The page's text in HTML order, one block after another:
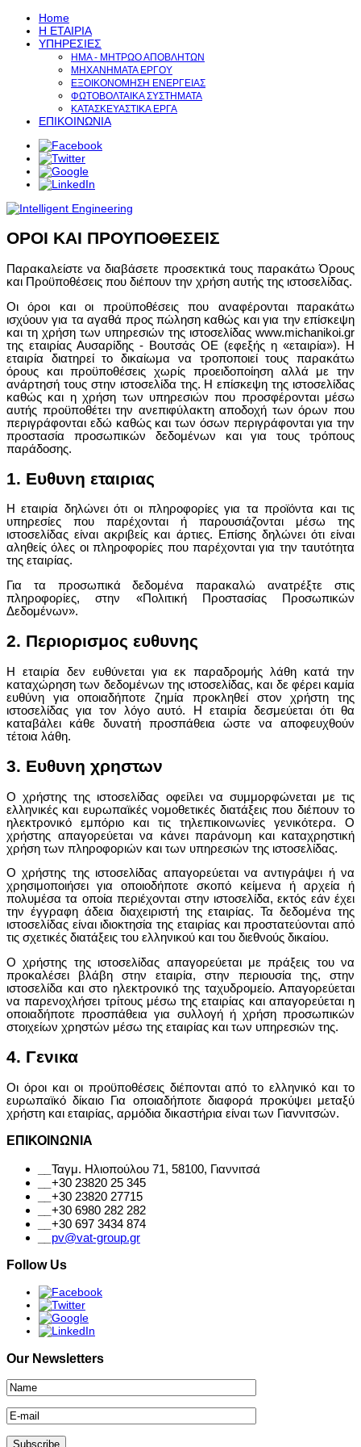
Home
Η ΕΤΑΙΡΙΑ
ΥΠΗΡΕΣΙΕΣ
ΗΜΑ - ΜΗΤΡΩΟ ΑΠΟΒΛΗΤΩΝ
ΜΗΧΑΝΗΜΑΤΑ ΕΡΓΟΥ
ΕΞΟΙΚΟΝΟΜΗΣΗ ΕΝΕΡΓΕΙΑΣ
ΦΩΤΟΒΟΛΤΑΙΚΑ ΣΥΣΤΗΜΑΤΑ
ΚΑΤΑΣΚΕΥΑΣΤΙΚΑ ΕΡΓΑ
ΕΠΙΚΟΙΝΩΝΙΑ
ΟΡΟΙ ΚΑΙ ΠΡΟΥΠΟΘΕΣΕΙΣ
Παρακαλείστε να διαβάσετε προσεκτικά τους παρακάτω Όρους
και Προϋποθέσεις που διέπουν την χρήση αυτής της ιστοσελίδας.
Οι όροι και οι προϋποθέσεις που αναφέρονται παρακάτω
ισχύουν για τα αγαθά προς πώληση καθώς και για την επίσκεψη
και τη χρήση των υπηρεσιών της ιστοσελίδας www.michanikoi.gr
της εταιρίας Αυσαρίδης - Βουτσάς ΟΕ (εφεξής η «εταιρία»). Η
εταιρία διατηρεί το δικαίωμα να τροποποιεί τους παρακάτω
όρους και προϋποθέσεις χωρίς προειδοποίηση αλλά με την
ανάρτησή τους στην ιστοσελίδα της. Η επίσκεψη της ιστοσελίδας
καθώς και η χρήση των υπηρεσιών που προσφέρονται μέσω
αυτής προϋποθέτει την ανεπιφύλακτη αποδοχή των όρων που
περιγράφονται εδώ καθώς και των όσων περιγράφονται για την
προστασία προσωπικών δεδομένων και για τους τρόπους
παράδοσης.
1. Ευθυνη εταιριας
Η εταιρία δηλώνει ότι οι πληροφορίες για τα προϊόντα και τις
υπηρεσίες που παρέχονται ή παρουσιάζονται μέσω της
ιστοσελίδας είναι ακριβείς και άρτιες. Επίσης δηλώνει ότι είναι
αληθείς όλες οι πληροφορίες που παρέχονται για την ταυτότητα
της εταιρίας.
Για τα προσωπικά δεδομένα παρακαλώ ανατρέξτε στις
πληροφορίες, στην «Πολιτική Προστασίας Προσωπικών
Δεδομένων».
2. Περιορισμος ευθυνης
Η εταιρία δεν ευθύνεται για εκ παραδρομής λάθη κατά την
καταχώρηση των δεδομένων της ιστοσελίδας, και δε φέρει καμία
ευθύνη για οποιαδήποτε ζημία προκληθεί στον χρήστη της
ιστοσελίδας για τον λόγο αυτό. Η εταιρία δεσμεύεται ότι θα
καταβάλει κάθε δυνατή προσπάθεια ώστε να αποφευχθούν
τέτοια λάθη.
3. Ευθυνη χρηστων
Ο χρήστης της ιστοσελίδας οφείλει να συμμορφώνεται με τις
ελληνικές και ευρωπαϊκές νομοθετικές διατάξεις που διέπουν το
ηλεκτρονικό εμπόριο και τις τηλεπικοινωνίες γενικότερα. Ο
χρήστης απαγορεύεται να κάνει παράνομη και καταχρηστική
χρήση των πληροφοριών και των υπηρεσιών της ιστοσελίδας.
Ο χρήστης της ιστοσελίδας απαγορεύεται να αντιγράψει ή να
χρησιμοποιήσει για οποιοδήποτε σκοπό κείμενα ή αρχεία ή
πολυμέσα τα οποία περιέχονται στην ιστοσελίδα, εκτός εάν έχει
την έγγραφη άδεια διαχειριστή της εταιρίας. Τα δεδομένα της
ιστοσελίδας είναι ιδιοκτησία της εταιρίας και προστατεύονται από
τις σχετικές διατάξεις του ελληνικού και του διεθνούς δικαίου.
Ο χρήστης της ιστοσελίδας απαγορεύεται με πράξεις του να
προκαλέσει βλάβη στην εταιρία, στην περιουσία της, στην
ιστοσελίδα και στο ηλεκτρονικό της ταχυδρομείο. Απαγορεύεται
να παρενοχλήσει τρίτους μέσω της εταιρίας και απαγορεύεται η
οποιαδήποτε προσπάθεια για συλλογή ή χρήση προσωπικών
στοιχείων χρηστών μέσω της εταιρίας και των υπηρεσιών της.
4. Γενικα
Οι όροι και οι προϋποθέσεις διέπονται από το ελληνικό και το
ευρωπαϊκό δίκαιο Για οποιαδήποτε διαφορά προκύψει μεταξύ
χρήστη και εταιρίας, αρμόδια δικαστήρια είναι των Γιαννιτσών.
ΕΠΙΚΟΙΝΩΝΙΑ
Ταγμ. Ηλιοπούλου 71, 58100, Γιαννιτσά
+30 23820 25 345
+30 23820 27715
+30 6980 282 282
+30 697 3434 874
pv@vat-group.gr
Follow Us
Our Newsletters